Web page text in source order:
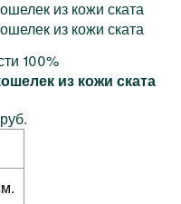
100%
из кожи ската